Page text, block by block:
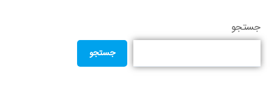
جستجو
جستجو